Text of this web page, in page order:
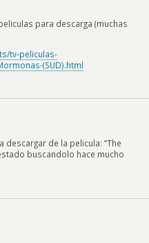
para descarga (muchas
tv-peliculas-
(SUD).html
descargar de la pelicula: “The
buscandolo hace mucho